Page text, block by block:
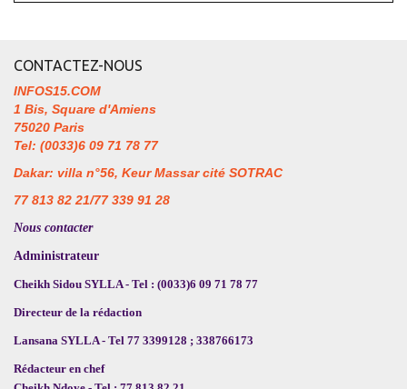
CONTACTEZ-NOUS
INFOS15.COM
1 Bis, Square d'Amiens
75020 Paris
Tel: (0033)6 09 71 78 77
Dakar: villa n°56, Keur Massar cité SOTRAC
77 813 82 21/77 339 91 28
Nous contacter
Administrateur
Cheikh Sidou SYLLA - Tel : (0033)6 09 71 78 77
Directeur de la rédaction
Lansana SYLLA - Tel 77 3399128 ; 338766173
Rédacteur en chef